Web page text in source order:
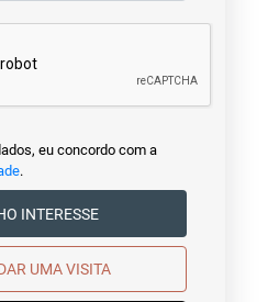
eu concordo com a
.
TENHO INTERESSE
AGENDAR UMA VISITA